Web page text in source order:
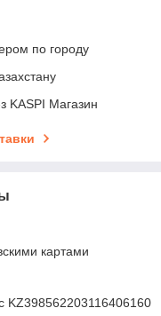
по городу
KASPI Магазин
картами
KZ398562203116406160